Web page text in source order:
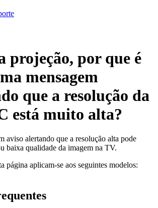
projeção, por que é
mensagem
que a resolução da
está muito alta?
aviso alertando que a resolução alta pode
baixa qualidade da imagem na TV.
página aplicam-se aos seguintes modelos: